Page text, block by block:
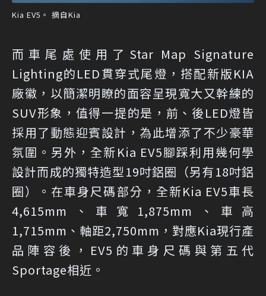
Kia EV5。 摘自Kia
而車尾處使用了Star Map Signature
Lighting的LED貫穿式尾燈，搭配新版KIA
廠徽，以簡潔明瞭的面容呈現寬大又幹練的
SUV形象，值得一提的是，前、後LED燈皆
採用了動態迎賓設計，為此增添了不少豪華
氛圍。另外，全新Kia EV5腳踩利用幾何學
設計而成的獨特造型19吋鋁圈（另有18吋鋁
圈）。在車身尺碼部分，全新Kia EV5車長
4,615mm、車寬1,875mm、車高
1,715mm、軸距2,750mm，對應Kia現行產
品陣容後，EV5的車身尺碼與第五代
Sportage相近。